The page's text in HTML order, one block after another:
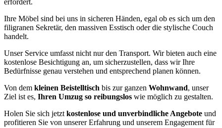
erfordert.
Ihre Möbel sind bei uns in sicheren Händen, egal ob es sich um den
filigranen Sekretär, den massiven Esstisch oder die stylische Couch
handelt.
Unser Service umfasst nicht nur den Transport. Wir bieten auch eine
kostenlose Besichtigung an, um sicherzustellen, dass wir Ihre
Bedürfnisse genau verstehen und entsprechend planen können.
Von dem kleinen Beistelltisch bis zur ganzen Wohnwand, unser
Ziel ist es, Ihren Umzug so reibungslos wie möglich zu gestalten.
Holen Sie sich jetzt kostenlose und unverbindliche Angebote und
profitieren Sie von unserer Erfahrung und unserem Engagement für